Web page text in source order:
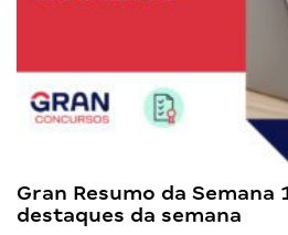
Gran Resumo da Semana
destaques da semana